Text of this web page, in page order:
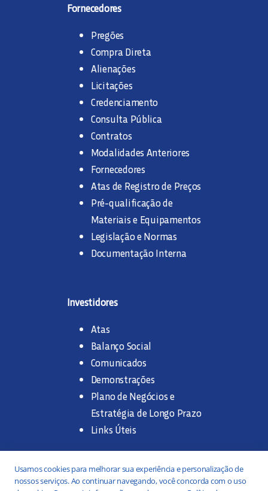
Fornecedores
Pregões
Compra Direta
Alienações
Licitações
Credenciamento
Consulta Pública
Contratos
Modalidades Anteriores
Fornecedores
Atas de Registro de Preços
Pré-qualificação de
Materiais e Equipamentos
Legislação e Normas
Documentação Interna
Investidores
Atas
Balanço Social
Comunicados
Demonstrações
Plano de Negócios e
Estratégia de Longo Prazo
Links Úteis
Trabalhe na SANASA
Usamos cookies para melhorar sua experiência e personalização de
nossos serviços. Ao continuar navegando, você concorda com o uso